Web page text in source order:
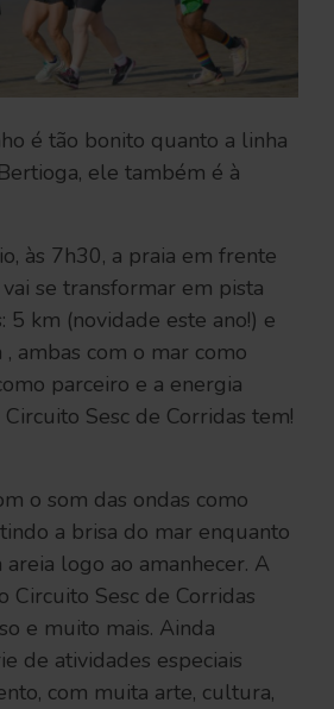
é tão bonito quanto a linha
ele também é à
às 7h30, a praia em frente
se transformar em pista
5 km (novidade este ano!) e
ambas com o mar como
parceiro e a energia
Sesc de Corridas tem!
o som das ondas como
a brisa do mar enquanto
logo ao amanhecer. A
Circuito Sesc de Corridas
e muito mais. Ainda
de atividades especiais
com muita arte, cultura,